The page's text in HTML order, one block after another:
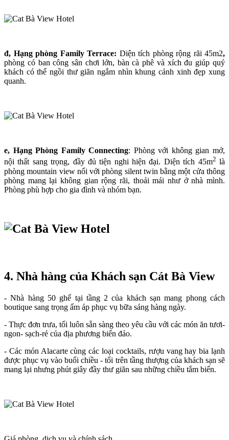
đ, Hạng phòng Family Terrace: Diện tích phòng rộng rãi 45m2,
phòng có ban công sân chơi lớn, bàn cà phê và xích đu giúp quý
khách có thể ngồi thư giãn ngắm nhìn khung cảnh xinh đẹp xung
quanh.
e, Hạng Phòng Family Connecting: Phòng với không gian mở,
nội thất sang trọng, đầy đủ tiện nghi hiện đại. Diện tích 45m2 là
phòng mountain view nối với phòng silent twin bằng một cửa thông
phòng mang lại không gian rộng rãi, thoải mái như ở nhà mình.
Phòng phù hợp cho gia đình và nhóm bạn.
4. Nhà hàng của Khách sạn Cát Bà View
- Nhà hàng 50 ghế tại tầng 2 của khách sạn mang phong cách
boutique sang trọng ấm áp phục vụ bữa sáng hàng ngày.
- Thực đơn trưa, tối luôn sẵn sàng theo yêu cầu với các món ăn tươi-
ngon- sạch-rẻ của địa phương biển đảo.
- Các món Alacarte cùng các loại cocktails, rượu vang hay bia lạnh
được phục vụ vào buổi chiều - tối trên tầng thượng của khách sạn sẽ
mang lại nhưng phút giây đầy thư giãn sau những chiều tắm biển.